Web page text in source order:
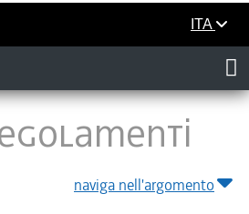
ITA
naviga nell'argomento